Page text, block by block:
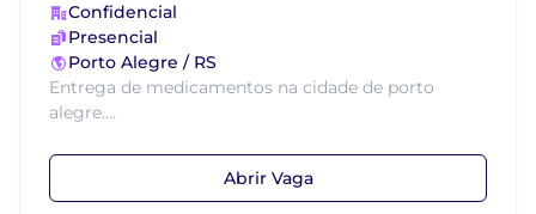
Confidencial
Presencial
Porto Alegre / RS
Entrega de medicamentos na cidade de porto
alegre....
Abrir Vaga